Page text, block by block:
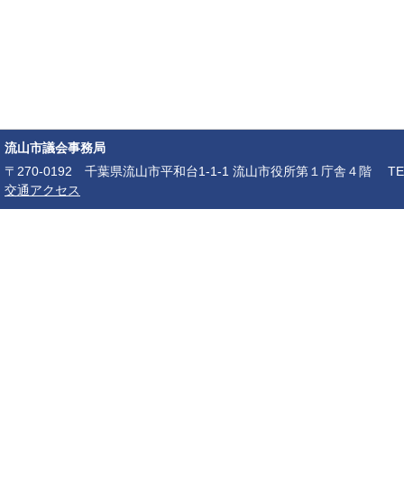
流山市議会事務局
〒270-0192 千葉県流山市平和台1-1-1 流山市役所第１庁舎４階
交通アクセス